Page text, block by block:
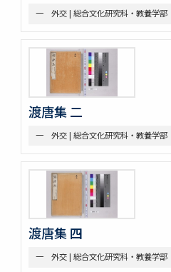
参考資料
二 駒場図書館蔵書
一 外交 | 総合文化研究科・教養学部
渡唐集 二
一 外交 | 総合文化研究科・教養学部
渡唐集 四
一 外交 | 総合文化研究科・教養学部